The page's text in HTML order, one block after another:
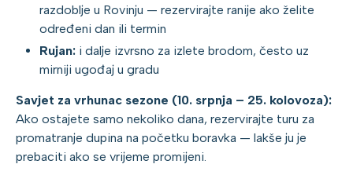
razdoblje u Rovinju — rezervirajte ranije ako želite
određeni dan ili termin
Rujan: i dalje izvrsno za izlete brodom, često uz
mirniji ugođaj u gradu
Savjet za vrhunac sezone (10. srpnja – 25. kolovoza):
Ako ostajete samo nekoliko dana, rezervirajte turu za
promatranje dupina na početku boravka — lakše ju je
prebaciti ako se vrijeme promijeni.